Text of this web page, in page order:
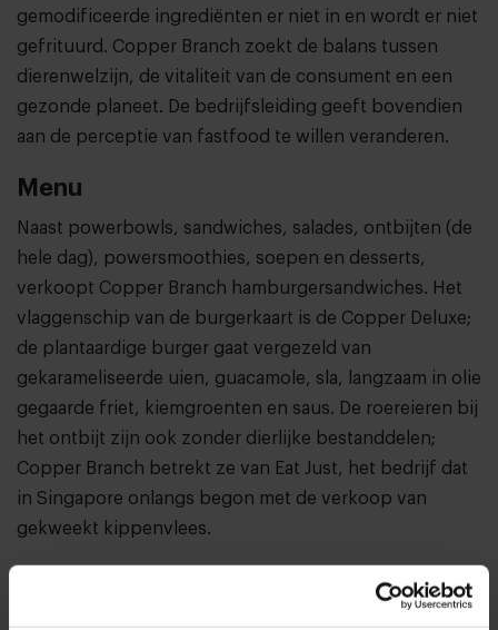
gemodificeerde ingrediënten er niet in en wordt er niet
gefrituurd. Copper Branch zoekt de balans tussen
dierenwelzijn, de vitaliteit van de consument en een
gezonde planeet. De bedrijfsleiding geeft bovendien
aan de perceptie van fastfood te willen veranderen.
Menu
Naast powerbowls, sandwiches, salades, ontbijten (de
hele dag), powersmoothies, soepen en desserts,
verkoopt Copper Branch hamburgersandwiches. Het
vlaggenschip van de burgerkaart is de Copper Deluxe;
de plantaardige burger gaat vergezeld van
gekarameliseerde uien, guacamole, sla, langzaam in olie
gegaarde friet, kiemgroenten en saus. De roereieren bij
het ontbijt zijn ook zonder dierlijke bestanddelen;
Copper Branch betrekt ze van Eat Just, het bedrijf dat
in Singapore onlangs begon met de verkoop van
gekweekt kippenvlees.